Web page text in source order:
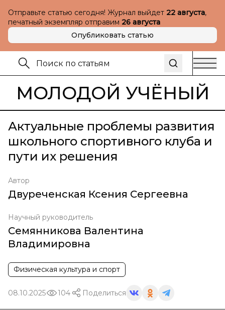
Отправьте статью сегодня! Журнал выйдет 22 августа,
печатный экземпляр отправим 26 августа
Опубликовать статью
МОЛОДОЙ УЧЁНЫЙ
Актуальные проблемы развития
школьного спортивного клуба и
пути их решения
Автор
Двуреченская Ксения Сергеевна
Научный руководитель
Семянникова Валентина
Владимировна
Физическая культура и спорт
08.10.2025 104 Поделиться